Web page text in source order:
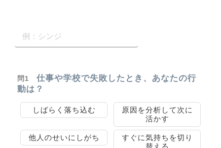
問1
仕事や学校で失敗したとき、あなたの行
動は？
しばらく落ち込む
原因を分析して次に
活かす
他人のせいにしがち
すぐに気持ちを切り
替える